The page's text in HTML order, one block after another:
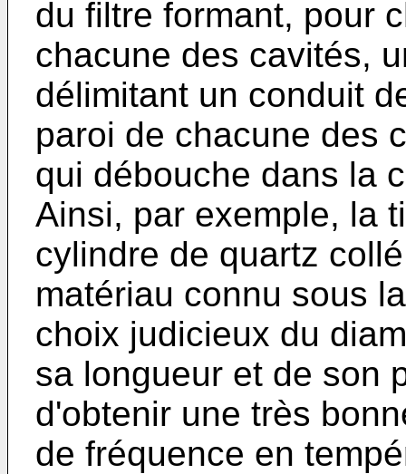
du filtre formant, pour
chacune des cavités,
délimitant un conduit
paroi de chacune des
qui débouche dans la
Ainsi, par exemple, la
cylindre de quartz
matériau connu sous
choix judicieux du
sa longueur et de son
d'obtenir une très
de fréquence en